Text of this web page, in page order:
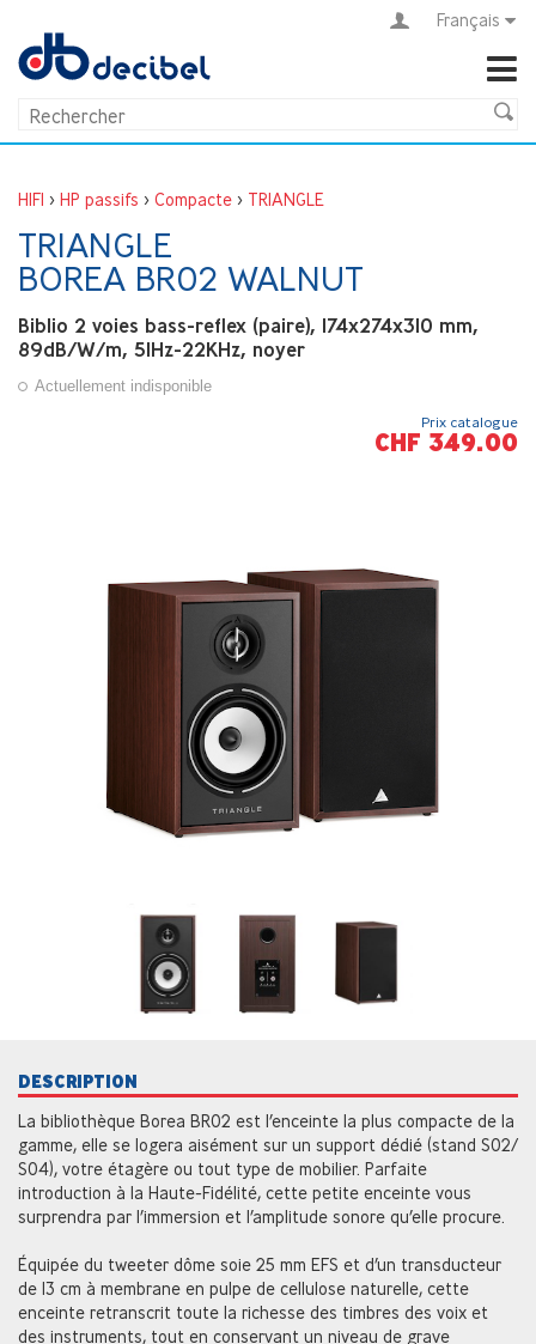
Français
HIFI > HP passifs > Compacte > TRIANGLE
TRIANGLE
BOREA BR02 WALNUT
Biblio 2 voies bass-reflex (paire), 174x274x310 mm,
89dB/W/m, 51Hz-22KHz, noyer
Actuellement indisponible
Prix catalogue
CHF 349.00
DESCRIPTION
La bibliothèque Borea BR02 est l’enceinte la plus compacte de la
gamme, elle se logera aisément sur un support dédié (stand S02/
S04), votre étagère ou tout type de mobilier. Parfaite
introduction à la Haute-Fidélité, cette petite enceinte vous
surprendra par l’immersion et l’amplitude sonore qu’elle procure.
Équipée du tweeter dôme soie 25 mm EFS et d’un transducteur
de 13 cm à membrane en pulpe de cellulose naturelle, cette
enceinte retranscrit toute la richesse des timbres des voix et
des instruments, tout en conservant un niveau de grave